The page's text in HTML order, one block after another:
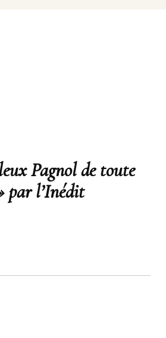
Pagnol de toute
par l’Inédit